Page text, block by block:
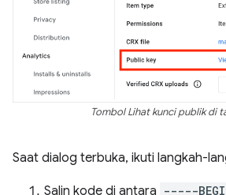
Tombol Lihat kunci publik di
Saat dialog terbuka, ikuti langkah-
Salin kode di antara -----